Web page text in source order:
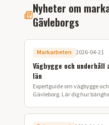
Nyheter om
Gävleborgs
Markarbeten 2026-04-21
Vägbygge och
län
Expertguide om vägbygge
Gävleborg. Lär dig hur